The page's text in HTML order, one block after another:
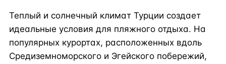
Теплый и солнечный климат Турции создает
идеальные условия для пляжного отдыха. На
популярных курортах, расположенных вдоль
Средиземноморского и Эгейского побережий,